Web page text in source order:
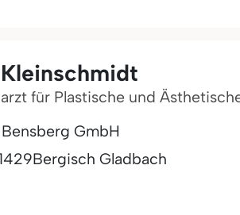
für Plastische und
GmbH
Bergisch Gladbach